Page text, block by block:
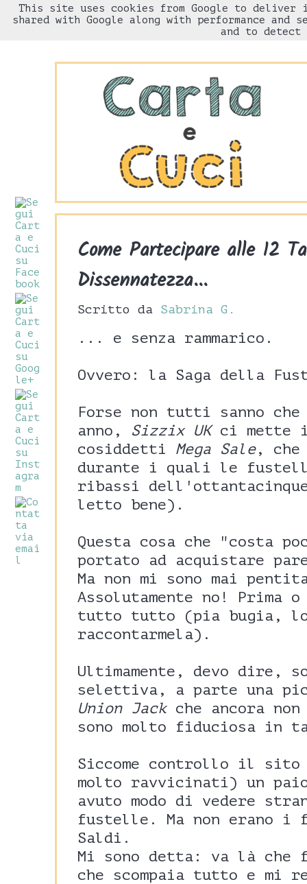
HOME Chi sono
Come Partecipare alle 12
Dissennatezza...
Scritto da Sabrina G.
... e senza rammarico.
Ovvero: la Saga della
Forse non tutti sanno
anno, Sizzix UKci mette
cosiddetti Mega Sale, che
durante i quali le
ribassi
letto bene).
Questa cosa che "costa
portato ad acquistare
Ma non mi sono mai
Assolutamente no! Prima
tutto tutto (pia bugia, lo
raccontarmela).
Ultimamente, devo dire,
selettiva, a parte una
Union Jackche ancora non
sono molto fiduciosa in
Siccome controllo il
molto ravvicinati) un
avuto modo di vedere
fustelle. Ma non erano i
Saldi.
Mi sono detta: va là che
che scompaia tutto e mi
This site uses cookies from Google to
shared with Google along with performance
and to detect